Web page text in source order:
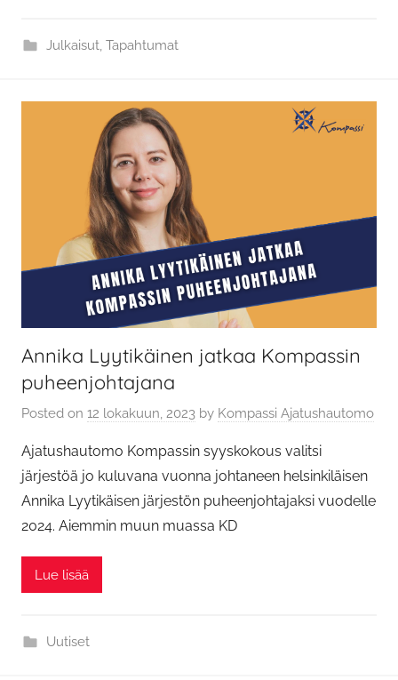
Julkaisut, Tapahtumat
Annika Lyytikäinen jatkaa Kompassin
puheenjohtajana
Posted on 12 lokakuun, 2023 by Kompassi Ajatushautomo
Ajatushautomo Kompassin syyskokous valitsi
järjestöä jo kuluvana vuonna johtaneen helsinkiläisen
Annika Lyytikäisen järjestön puheenjohtajaksi vuodelle
2024. Aiemmin muun muassa KD
Lue lisää
Uutiset